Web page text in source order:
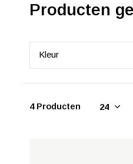
Producten
Kleur
4 Producten